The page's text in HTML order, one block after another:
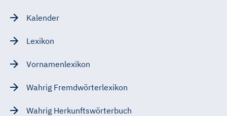
Kalender
Lexikon
Vornamenlexikon
Wahrig Fremdwörterlexikon
Wahrig Herkunftswörterbuch